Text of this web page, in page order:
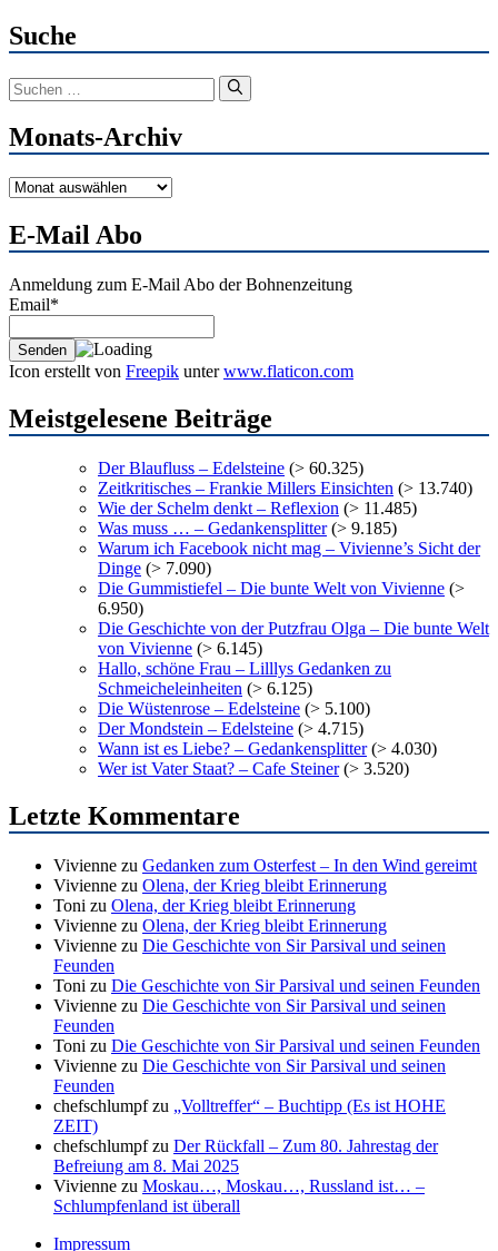
Suche
Suchen
nach:
Monats-Archiv
Monats-
E-Mail Abo
Anmeldung zum E-Mail Abo der Bohnenzeitung
Email*
Icon erstellt von Freepik unterwww.flaticon.com
Meistgelesene Beiträge
Der Blaufluss – Edelsteine (> 60.325)
Zeitkritisches – Frankie Millers Einsichten (> 13.740)
Wie der Schelm denkt – Reflexion (> 11.485)
Was muss … – Gedankensplitter(> 9.185)
Warum ich Facebook nicht mag – Vivienne’s Sicht der
Dinge (> 7.090)
Die Gummistiefel – Die bunte Welt von Vivienne (>
6.950)
Die Geschichte von der Putzfrau Olga – Die bunte Welt
von Vivienne (> 6.145)
Hallo, schöne Frau – Lilllys Gedanken zu
Schmeicheleinheiten (> 6.125)
Die Wüstenrose – Edelsteine (> 5.100)
Der Mondstein – Edelsteine (> 4.715)
Wann ist es Liebe? – Gedankensplitter(> 4.030)
Wer ist Vater Staat? – Cafe Steiner(> 3.520)
Letzte Kommentare
Vivienne zu Gedanken zum Osterfest – In den Wind gereimt
Vivienne zu Olena, der Krieg bleibt Erinnerung
Toni zu Olena, der Krieg bleibt Erinnerung
Vivienne zu Olena, der Krieg bleibt Erinnerung
Vivienne zu Die Geschichte von Sir Parsival und seinen
Feunden
Toni zu Die Geschichte von Sir Parsival und seinen Feunden
Vivienne zu Die Geschichte von Sir Parsival und seinen
Feunden
Toni zu Die Geschichte von Sir Parsival und seinen Feunden
Vivienne zu Die Geschichte von Sir Parsival und seinen
Feunden
chefschlumpfzu „Volltreffer“ – Buchtipp (Es ist HOHE
ZEIT)
chefschlumpfzu Der Rückfall – Zum 80. Jahrestag der
Befreiung am 8. Mai 2025
Vivienne zu Moskau…, Moskau…, Russland ist… –
Schlumpfenland ist überall
Impressum